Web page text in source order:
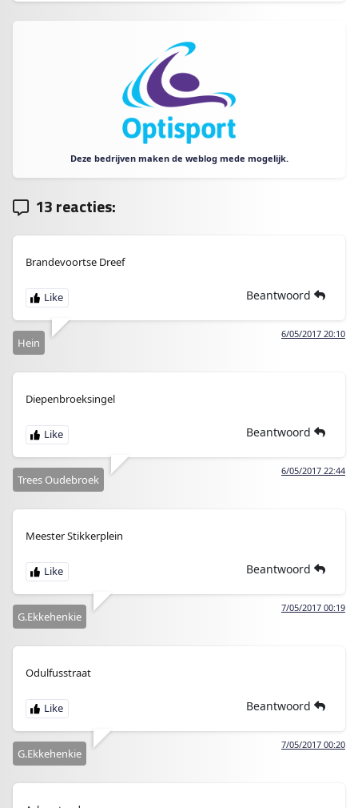
Deze bedrijven maken de weblog mede mogelijk.
13 reacties:
Brandevoortse Dreef
Beantwoord
6/05/2017 20:10
Hein
Diepenbroeksingel
Beantwoord
6/05/2017 22:44
Trees Oudebroek
Meester Stikkerplein
Beantwoord
7/05/2017 00:19
G.Ekkehenkie
Odulfusstraat
Beantwoord
7/05/2017 00:20
G.Ekkehenkie